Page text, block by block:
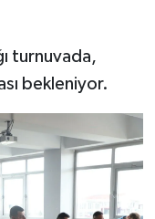
turnuvada,
bekleniyor.